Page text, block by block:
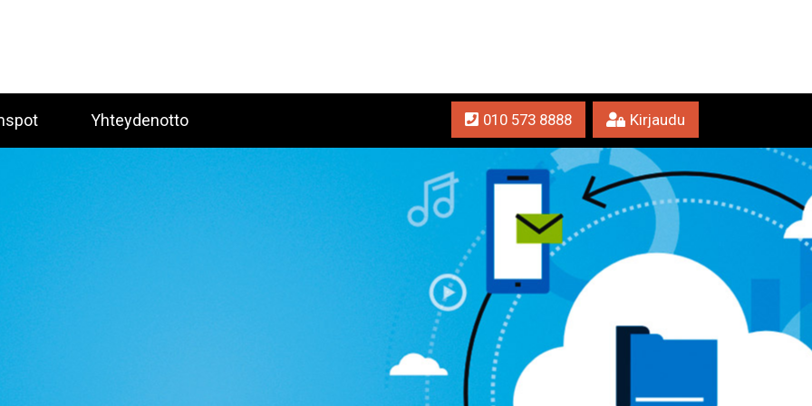
Yhteydenotto 010 573 8888 Kirjaudu